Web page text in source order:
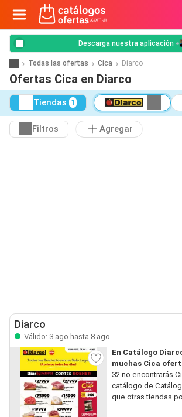
Descarga nuestra aplicación
Todas las ofertas Cica Diarco
Ofertas Cica en Diarco
Tiendas 1
Filtros Agregar
Diarco
Válido: 3 ago hasta 8 ago
En Catálogo
muchas Cica
32 no encontrarás
catálogo de
que otras tiendas